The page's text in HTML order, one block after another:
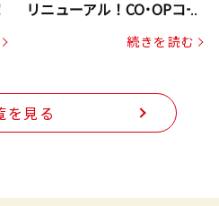
リニューアル！CO･OPコー
続きを読む
を見る